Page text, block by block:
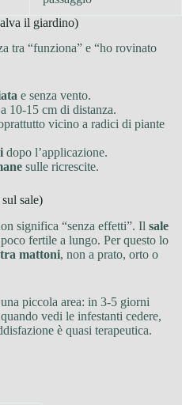
il giardino)
tra “funziona” e “ho rovinato
e senza vento.
10-15 cm di distanza.
vicino a radici di piante
dopo l’applicazione.
sulle ricrescite.
sale)
significa “senza effetti”. Il sale
fertile a lungo. Per questo lo
mattoni, non a prato, orto o
piccola area: in 3-5 giorni
vedi le infestanti cedere,
è quasi terapeutica.